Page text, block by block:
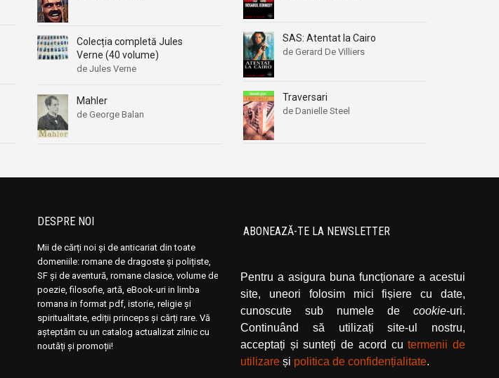
Pentru a asigura buna funcționare a acestui
site, uneori folosim mici fișiere cu date,
cunoscute sub numele de cookie-uri.
Continuând să utilizați site-ul nostru,
acceptați și sunteți de acord cutermenii de
utilizare și politica de confidențialitate.
Colecția completă Jules
Verne (40 volume)
de Jules Verne
Mahler
de George Balan
SAS: Atentat la Cairo
de Gerard De Villiers
Traversari
de Danielle Steel
DESPRE NOI
Mii de cărți noi și de anticariat din toate
domeniile: romane de dragoste și polițiste,
SF și de aventură, romane clasice, volume de
poezie, filosofie, artă, eBook-uri in limba
romana in format pdf, istorie, religie și
spiritualitate, ediții princeps și cărți rare. Vă
așteptăm cu un catalog actualizat zilnic cu
noutăți și promoții!
ABONEAZĂ-TE LA NEWSLETTER
pe butonul de abonare.